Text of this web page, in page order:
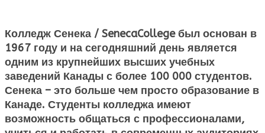
Колледж Сенека / SenecaCollegeбыл основан в
1967 году и на сегодняшний день является
одним из крупнейших высших учебных
заведений Канады с более 100 000 студентов.
Сенека – это больше чем просто образование в
Канаде. Студенты колледжа имеют
возможность общаться с профессионалами,